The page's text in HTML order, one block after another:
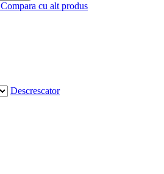
Compara cu alt produs
Descrescator